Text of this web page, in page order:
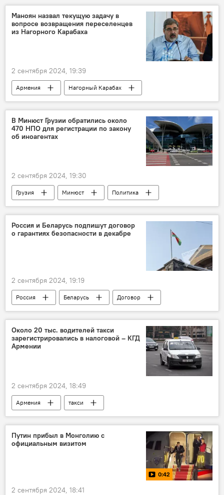
первый класс
Маноян назвал текущую задачу в
вопросе возвращения переселенцев
из Нагорного Карабаха
2 сентября 2024, 19:39
Армения
Нагорный Карабах
Политика
Новости Армения
В Минюст Грузии обратились около
470 НПО для регистрации по закону
об иноагентах
2 сентября 2024, 19:30
Грузия Минюст Политика
Россия и Беларусь подпишут договор
о гарантиях безопасности в декабре
2 сентября 2024, 19:19
Россия Беларусь Договор
Около 20 тыс. водителей такси
зарегистрировались в налоговой – КГД
Армении
2 сентября 2024, 18:49
Армения
такси
Комитет госдоходов
Общество
Новости Армения
Путин прибыл в Монголию с
официальным визитом
0:42
2 сентября 2024, 18:41